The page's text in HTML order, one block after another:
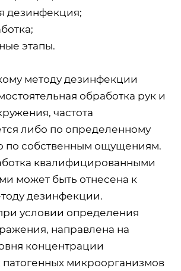
дезинфекция;
этапы.
методу дезинфекции
обработка рук и
частота
либо по определенному
по собственным ощущениям.
квалифицированными
может быть отнесена к
дезинфекции.
условии определения
направлена на
концентрации
микроорганизмов